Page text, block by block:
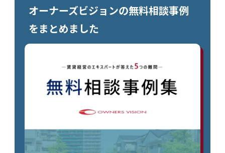
オーナーズビジョンの無料相談事例
をまとめました